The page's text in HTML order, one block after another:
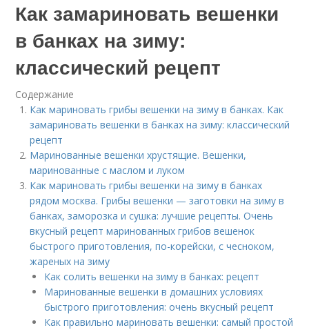
Как замариновать вешенки
в банках на зиму:
классический рецепт
Содержание
Как мариновать грибы вешенки на зиму в банках. Как
замариновать вешенки в банках на зиму: классический
рецепт
Маринованные вешенки хрустящие. Вешенки,
маринованные с маслом и луком
Как мариновать грибы вешенки на зиму в банках
рядом москва. Грибы вешенки — заготовки на зиму в
банках, заморозка и сушка: лучшие рецепты. Очень
вкусный рецепт маринованных грибов вешенок
быстрого приготовления, по-корейски, с чесноком,
жареных на зиму
Как солить вешенки на зиму в банках: рецепт
Маринованные вешенки в домашних условиях
быстрого приготовления: очень вкусный рецепт
Как правильно мариновать вешенки: самый простой